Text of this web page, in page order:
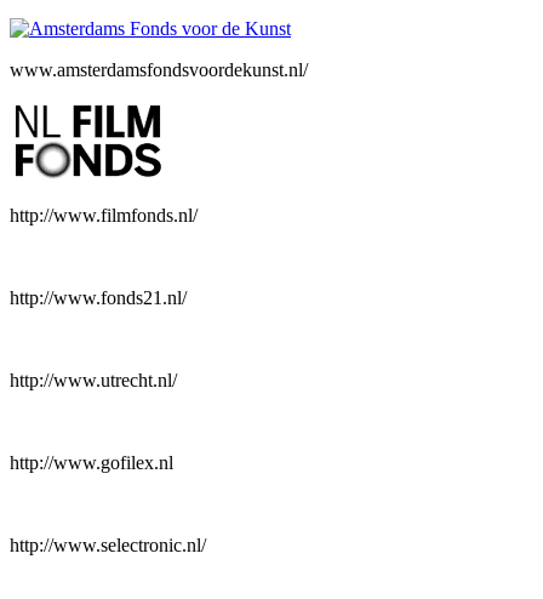
www.amsterdamsfondsvoordekunst.nl/
http://www.filmfonds.nl/
http://www.fonds21.nl/
http://www.utrecht.nl/
http://www.gofilex.nl
http://www.selectronic.nl/